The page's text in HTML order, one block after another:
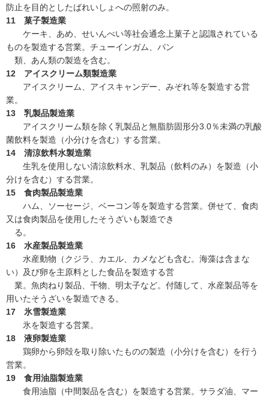
防止を目的としたばれいしょへの照射のみ。
11 菓子製造業
ケーキ、あめ、せいんべい等社会通念上菓子と認識されている
ものを製造する営業。チューインガム、パン
類、あん類の製造を含む。
12 アイスクリーム類製造業
アイスクリーム、アイスキャンデー、みぞれ等を製造する営
業。
13 乳製品製造業
アイスクリーム類を除く乳製品と無脂肪固形分3.0％未満の乳酸
菌飲料を製造（小分けを含む）する営業。
14 清涼飲料水製造業
生乳を使用しない清涼飲料水、乳製品（飲料のみ）を製造（小
分けを含む）する営業。
15 食肉製品製造業
ハム、ソーセージ、ベーコン等を製造する営業。併せて、食肉
又は食肉製品を使用したそうざいも製造でき
る。
16 水産製品製造業
水産動物（クジラ、カエル、カメなども含む。海藻は含まな
い）及び卵を主原料とした食品を製造する営
業。魚肉ねり製品、干物、明太子など。付随して、水産製品等を
用いたそうざいを製造できる。
17 氷雪製造業
氷を製造する営業。
18 液卵製造業
鶏卵から卵殻を取り除いたものの製造（小分けを含む）を行う
営業。
19 食用油脂製造業
食用油脂（中間製品を含む）を製造する営業。サラダ油、マー